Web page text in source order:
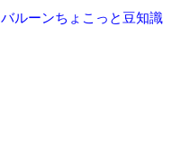
バルーンちょこっと豆知識